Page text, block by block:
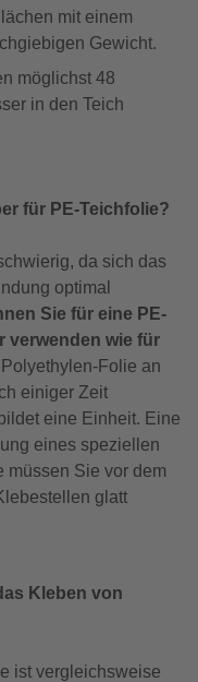
mit einem
Gewicht.
möglichst 48
in den Teich
für PE-Teichfolie?
da sich das
optimal
Sie für eine PE-
verwenden wie für
Folie an
einiger Zeit
eine Einheit. Eine
eines speziellen
müssen Sie vor dem
glatt
Kleben von
ist vergleichsweise